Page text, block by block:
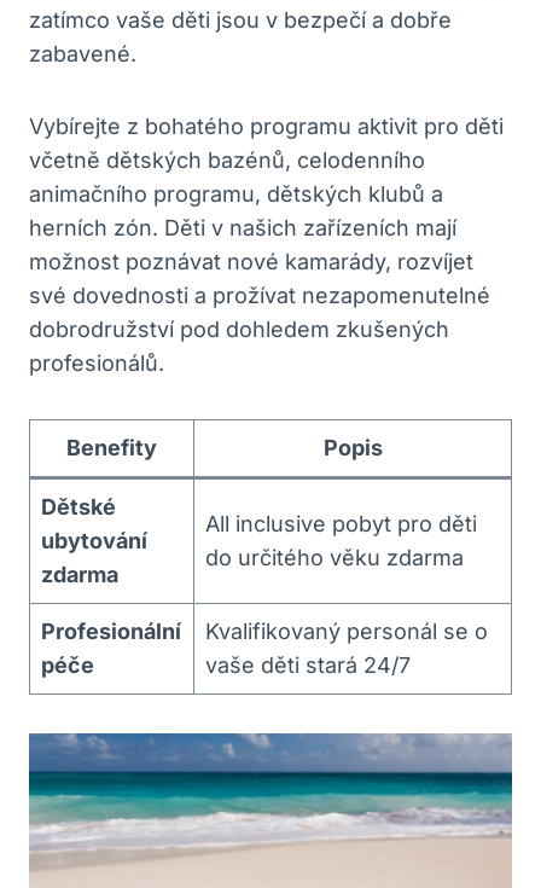
zatímco vaše děti jsou v bezpečí a dobře
zabavené.
Vybírejte z bohatého programu aktivit pro děti
včetně dětských bazénů, celodenního
animačního programu, dětských klubů a
herních zón. Děti v našich zařízeních mají
možnost poznávat nové kamarády, rozvíjet
své dovednosti a prožívat nezapomenutelné
dobrodružství pod dohledem zkušených
profesionálů.
Benefity Popis
Dětské
ubytování
zdarma
All inclusive pobyt pro děti
do určitého věku zdarma
Profesionální
péče
Kvalifikovaný personál se o
vaše děti stará 24/7